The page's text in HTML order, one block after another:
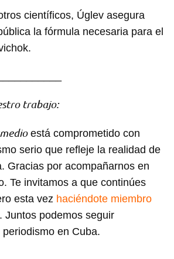
científicos, Úglev asegura
la fórmula necesaria para el
trabajo:
está comprometido con
serio que refleje la realidad de
Gracias por acompañarnos en
Te invitamos a que continúes
esta vez haciéndote miembro
. Juntos podemos seguir
en Cuba.